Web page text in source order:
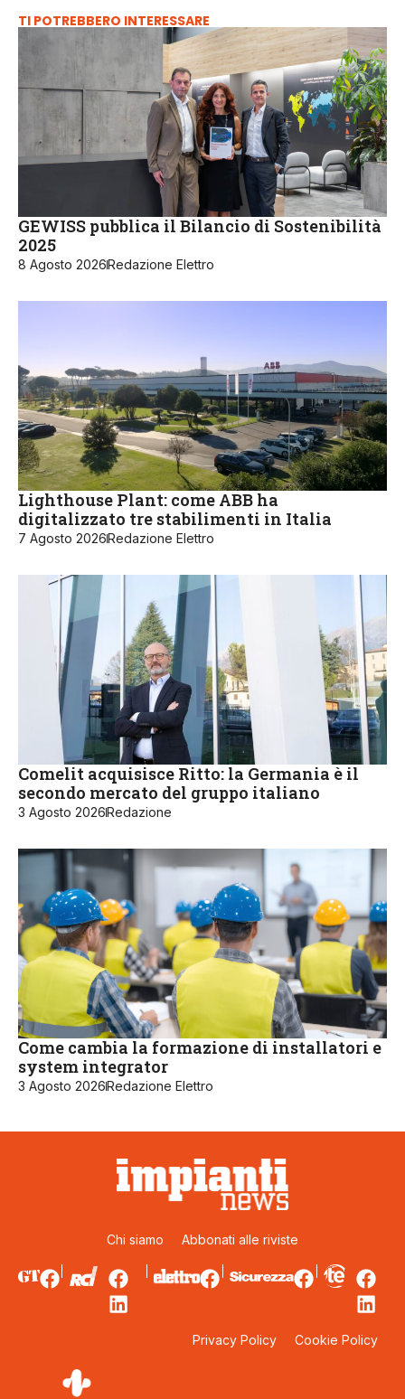
TI POTREBBERO INTERESSARE
GEWISS pubblica il Bilancio di Sostenibilità
2025
8 Agosto 2026Redazione Elettro
Lighthouse Plant: come ABB ha
digitalizzato tre stabilimenti in Italia
7 Agosto 2026Redazione Elettro
Comelit acquisisce Ritto: la Germania è il
secondo mercato del gruppo italiano
3 Agosto 2026Redazione
Come cambia la formazione di installatori e
system integrator
3 Agosto 2026Redazione Elettro
Chi siamo Abbonati alle riviste
Privacy Policy Cookie Policy